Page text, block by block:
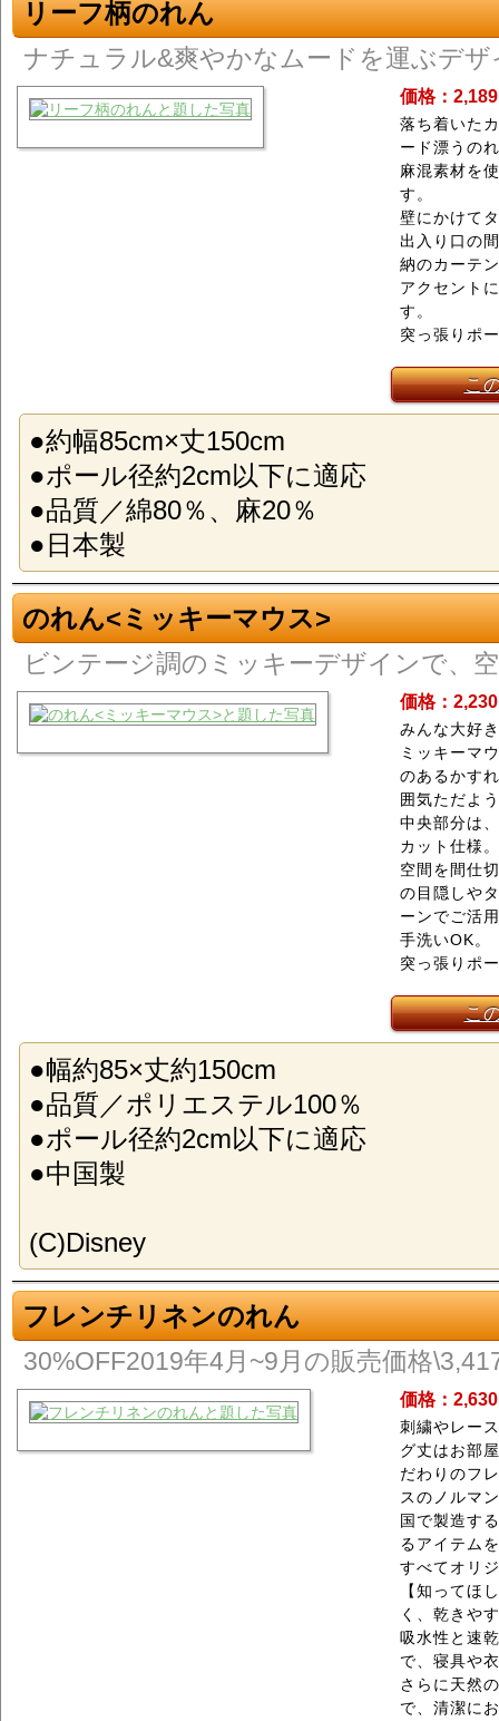
リーフ柄のれん
ナチュラル&爽やかなムードを運ぶデザ
価格：
落ち着いた
ード漂うの
麻混素材を
す。
壁にかけて
出入り口の
納のカーテ
アクセント
す。
突っ張りポ
こ
●約幅85cm×丈150cm
●ポール径約2cm以下に適応
●品質／綿80％、麻20％
●日本製
のれん<ミッキーマウス>
ビンテージ調のミッキーデザインで、
価格：
みんな大好
ミッキーマ
のあるかす
囲気ただよ
中央部分は
カット仕様。
空間を間仕
の目隠しや
ーンでご活
手洗いOK。
突っ張りポ
こ
●幅約85×丈約150cm
●品質／ポリエステル100％
●ポール径約2cm以下に適応
●中国製
(C)Disney
フレンチリネンのれん
30%OFF2019年4月~9月の販売価格
価格：
刺繍やレー
グ丈はお部
だわりのフ
スのノルマ
国で製造す
るアイテム
すべてオリ
【知ってほ
く、乾きや
吸水性と速
で、寝具や
さらに天然
で、清潔に